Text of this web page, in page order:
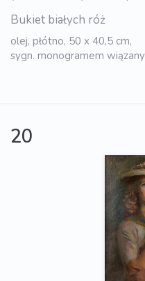
Bukiet białych róż
olej, płótno, 50 x 40,5 cm,
sygn. monogramem
20